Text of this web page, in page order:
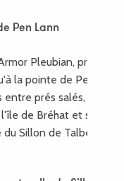
Pen Lann
Pleubian, prenez le
la pointe de Pen Lann,
prés salés,
de Bréhat et sur le
Sillon de Talbert